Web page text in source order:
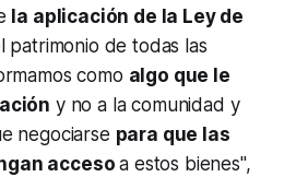
la aplicación de la Ley de
patrimonio de todas las
como algo que le
y no a la comunidad y
negociarse para que las
accesoa estos bienes",